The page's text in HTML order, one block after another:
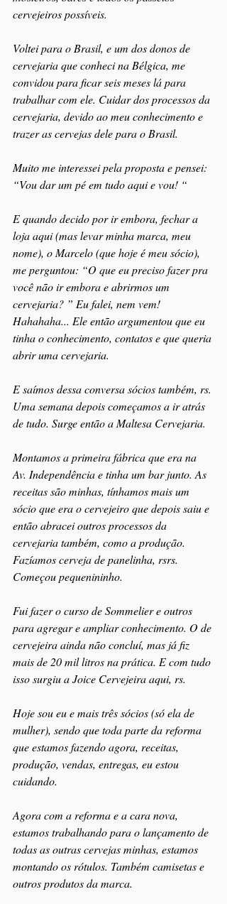
cervejeiros possíveis.
Voltei para o Brasil, e um dos donos de
cervejaria que conheci na Bélgica, me
convidou para ficar seis meses lá para
trabalhar com ele. Cuidar dos processos da
cervejaria, devido ao meu conhecimento e
trazer as cervejas dele para o Brasil.
Muito me interessei pela proposta e pensei:
“Vou dar um pé em tudo aqui e vou! “
E quando decido por ir embora, fechar a
loja aqui (mas levar minha marca, meu
nome), o Marcelo (que hoje é meu sócio),
me perguntou: “O que eu preciso fazer pra
você não ir embora e abrirmos um
cervejaria? ” Eu falei, nem vem!
Hahahaha... Ele então argumentou que eu
tinha o conhecimento, contatos e que queria
abrir uma cervejaria.
E saímos dessa conversa sócios também, rs.
Uma semana depois começamos a ir atrás
de tudo. Surge então a Maltesa Cervejaria.
Montamos a primeira fábrica que era na
Av. Independência e tinha um bar junto. As
receitas são minhas, tínhamos mais um
sócio que era o cervejeiro que depois saiu e
então abracei outros processos da
cervejaria também, como a produção.
Fazíamos cerveja de panelinha, rsrs.
Começou pequenininho.
Fui fazer o curso de Sommelier e outros
para agregar e ampliar conhecimento. O de
cervejeira ainda não concluí, mas já fiz
mais de 20 mil litros na prática. E com tudo
isso surgiu a Joice Cervejeira aqui, rs.
Hoje sou eu e mais três sócios (só ela de
mulher), sendo que toda parte da reforma
que estamos fazendo agora, receitas,
produção, vendas, entregas, eu estou
cuidando.
Agora com a reforma e a cara nova,
estamos trabalhando para o lançamento de
todas as outras cervejas minhas, estamos
montando os rótulos. Também camisetas e
outros produtos da marca.